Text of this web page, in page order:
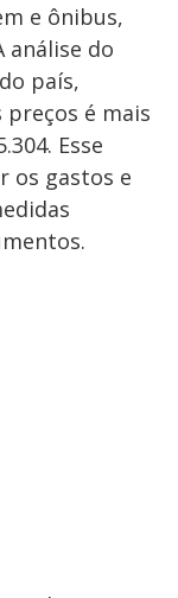
e ônibus,
do
país,
é mais
Esse
os gastos e